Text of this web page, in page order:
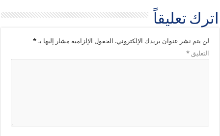
اترك تعليقاً
لن يتم نشر عنوان بريدك الإلكتروني. الحقول الإلزامية مشار إليها بـ*
التعليق*